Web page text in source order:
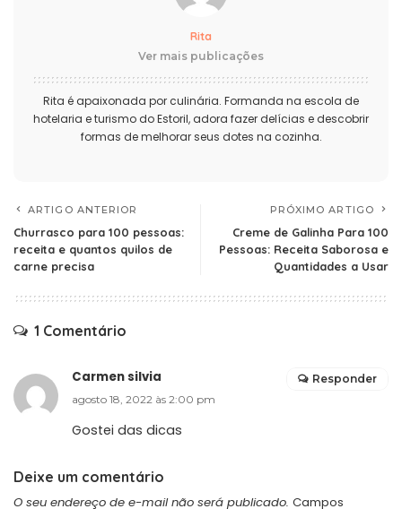
Rita
Ver mais publicações
Rita é apaixonada por culinária. Formanda na escola de
hotelaria e turismo do Estoril, adora fazer delícias e descobrir
formas de melhorar seus dotes na cozinha.
ARTIGO ANTERIOR
Churrasco para 100 pessoas:
receita e quantos quilos de
carne precisa
PRÓXIMO ARTIGO
Creme de Galinha Para 100
Pessoas: Receita Saborosa e
Quantidades a Usar
1 Comentário
Carmen silvia
agosto 18, 2022 às 2:00 pm
Gostei das dicas
Responder
Deixe um comentário
O seu endereço de e-mail não será publicado. Campos